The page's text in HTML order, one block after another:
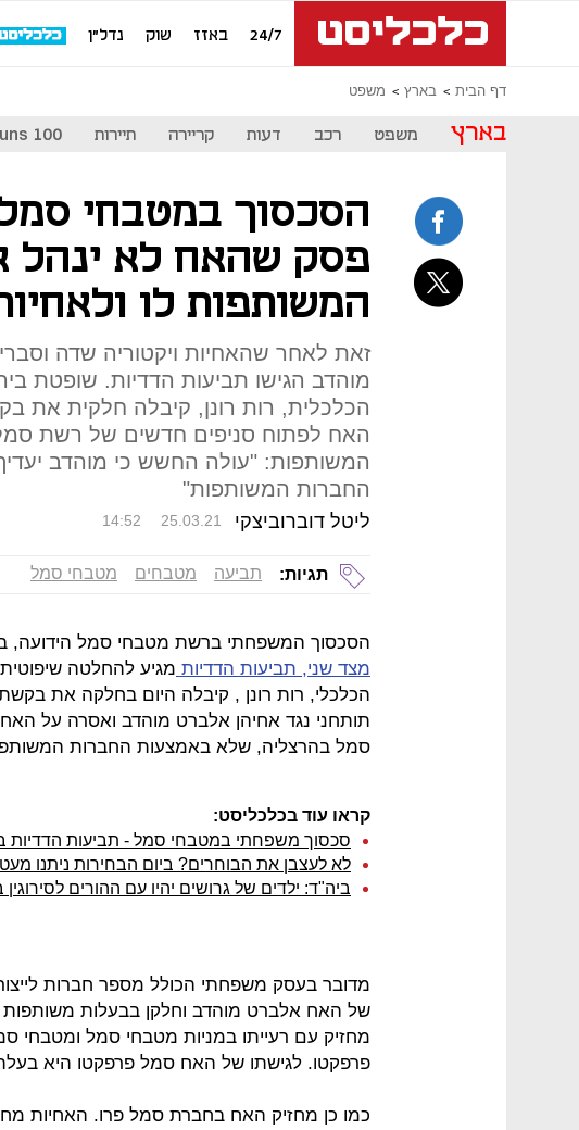
24/7 באזז שוק נדל"ן
דף הבית בארץ משפט
בארץ משפט רכב דעות קריירה תיירות 100
הסכסוך במטבחי
פסק שהאח לא ינהל
המשותפות לו
זאת לאחר שהאחיות ויקטוריה שדה
מוהדב הגישו תביעות הדדיות. שופטת
הכלכלית, רות רונן, קיבלה חלקית את
האח לפתוח סניפים חדשים של רשת
המשותפות: "עולה החשש כי מוהדב
החברות המשותפות"
ליטל דוברוביצקי 14:52 25.03.21
תגיות: תביעה מטבחים מטבחי סמל
הסכסוך המשפחתי ברשת מטבחי סמל הידועה,
מצד שני, תביעות הדדיות מגיע להחלטה
הכלכלי, רות רונן , קיבלה היום בחלקה את בקשת
תותחני נגד אחיהן אלברט מוהדב ואסרה על
סמל בהרצליה, שלא באמצעות החברות
קראו עוד בכלכליסט:
סכסוך משפחתי במטבחי סמל - תביעות הדדיות
לא לעצבן את הבוחרים? ביום הבחירות ניתנו
ביה"ד: ילדים של גרושים יהיו עם ההורים
מדובר בעסק משפחתי הכולל מספר חברות
של האח אלברט מוהדב וחלקן בבעלות משותפות
מחזיק עם רעייתו במניות מטבחי סמל
פרפקטו. לגישתו של האח סמל פרפקטו היא
כמו כן מחזיק האח בחברת סמל פרו. האחיות